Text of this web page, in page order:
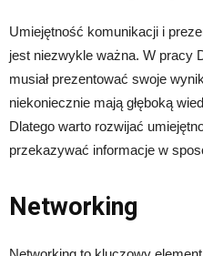
Umiejętność komunikacji i
jest niezwykle ważna. W pracy
musiał prezentować swoje
niekoniecznie mają głęboką
Dlatego warto rozwijać
przekazywać informacje w
Networking